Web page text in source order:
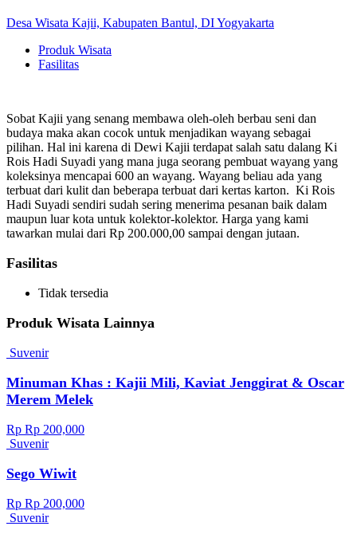
Desa Wisata Kajii, Kabupaten Bantul, DI Yogyakarta
Produk Wisata
Fasilitas
Sobat Kajii yang senang membawa oleh-oleh berbau seni dan
budaya maka akan cocok untuk menjadikan wayang sebagai
pilihan. Hal ini karena di Dewi Kajii terdapat salah satu dalang Ki
Rois Hadi Suyadi yang mana juga seorang pembuat wayang yang
koleksinya mencapai 600 an wayang. Wayang beliau ada yang
terbuat dari kulit dan beberapa terbuat dari kertas karton. Ki Rois
Hadi Suyadi sendiri sudah sering menerima pesanan baik dalam
maupun luar kota untuk kolektor-kolektor. Harga yang kami
tawarkan mulai dari Rp 200.000,00 sampai dengan jutaan.
Fasilitas
Tidak tersedia
Produk Wisata Lainnya
Suvenir
Minuman Khas : Kajii Mili, Kaviat Jenggirat & Oscar
Merem Melek
Rp Rp 200,000
Suvenir
Sego Wiwit
Rp Rp 200,000
Suvenir